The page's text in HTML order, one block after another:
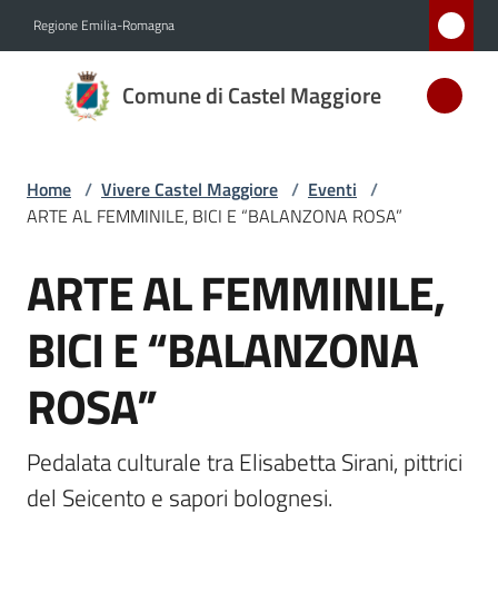
Regione Emilia-Romagna
Comune di Castel Maggiore
Comune
di Castel
D'ARGENTO
AL MERITO
Amministrazione
Novità
Servizi
Home / Vivere Castel Maggiore / Eventi /
ARTE AL FEMMINILE, BICI E “BALANZONA ROSA”
Salta al contenuto
ARTE AL FEMMINILE,
BICI E “BALANZONA
ROSA”
Pedalata culturale tra Elisabetta Sirani, pittrici
del Seicento e sapori bolognesi.